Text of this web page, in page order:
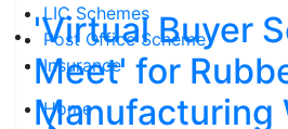
LIC Schemes
Post Office Scheme
Insurance
Home
'Virtual Buyer
Meet' for
Manufacturing